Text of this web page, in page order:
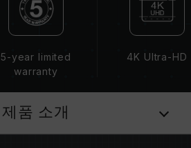
5-year limited
warranty
4K Ultra-HD
제품 소개